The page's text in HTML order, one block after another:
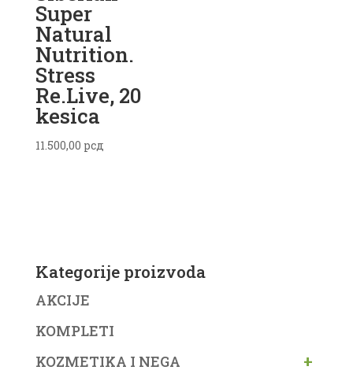
Super
Natural
Nutrition.
Stress
Re.Live, 20
kesica
11.500,00 рсд
Kategorije proizvoda
AKCIJE
KOMPLETI
KOZMETIKA I NEGA
+